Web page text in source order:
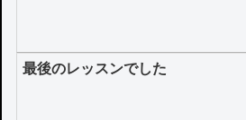
最後のレッスンでした